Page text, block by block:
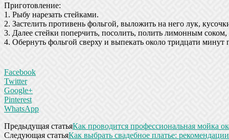
Приготовление:
1. Рыбу нарезать стейками.
2. Застелить противень фольгой, выложить на него лук,
3. Далее стейки поперчить, посолить, полить лимонным
4. Обернуть фольгой сверху и выпекать около тридцати минут
Facebook
Twitter
Google+
Pinterest
WhatsApp
Предыдущая статьяКак проводится профессиональная мойка
Следующая статьяКак выбрать свадебное платье: рекомендации